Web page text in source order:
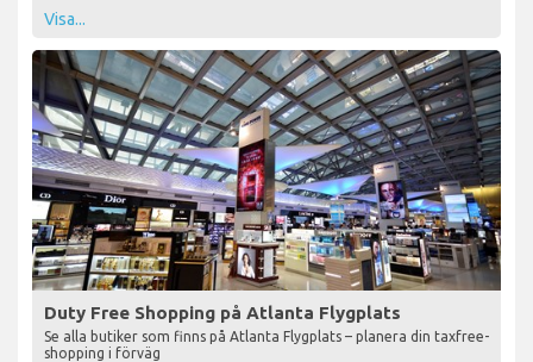
Visa...
Duty Free Shopping på Atlanta Flygplats
Se alla butiker som finns på Atlanta Flygplats – planera din taxfree-
shopping i förväg